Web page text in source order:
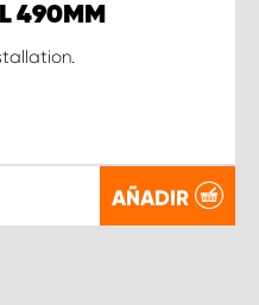
490MM
AÑADIR